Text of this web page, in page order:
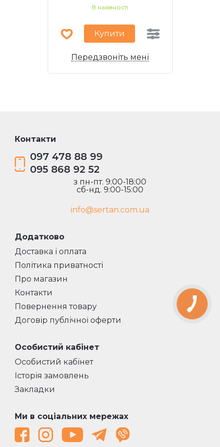
В наявності
Купити
Передзвоніть мені
Контакти
097 478 88 99
095 868 92 52
з пн-пт. 9:00-18:00
сб-нд. 9:00-15:00
info@sertan.com.ua
Додатково
Доставка і оплата
Політика приватності
Про магазин
Контакти
Повернення товару
Договір публічної оферти
Особистий кабінет
Особистий кабінет
Історія замовлень
Закладки
Ми в соціальних мережах